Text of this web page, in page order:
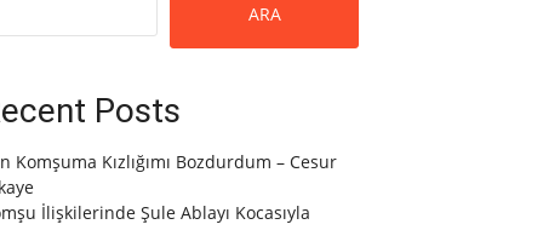
ARA
Posts
Komşuma Kızlığımı Bozdurdum – Cesur
İlişkilerinde Şule Ablayı Kocasıyla